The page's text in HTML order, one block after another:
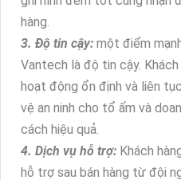
hàng.
3. Độ tin cậy: một điểm
Vantech là độ tin cậy.
hoạt động ổn định và liên
vệ an ninh cho tổ ấm và
cách hiệu quả.
4. Dịch vụ hỗ trợ: Khách
hỗ trợ sau bán hàng từ đội